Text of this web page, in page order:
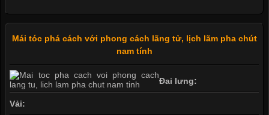
Mái tóc phá cách với phong cách lãng tử, lịch lãm pha chút
nam tính
Đai lưng:
Vải: